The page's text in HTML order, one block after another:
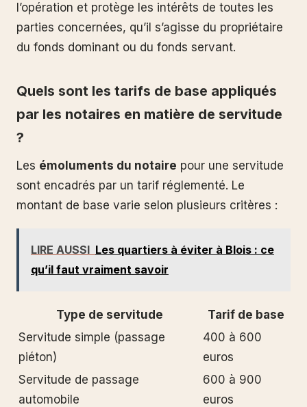
l’opération et protège les intérêts de toutes les
parties concernées, qu’il s’agisse du propriétaire
du fonds dominant ou du fonds servant.
Quels sont les tarifs de base appliqués
par les notaires en matière de servitude
?
Les émoluments du notaire pour une servitude
sont encadrés par un tarif réglementé. Le
montant de base varie selon plusieurs critères :
LIRE AUSSI Les quartiers à éviter à Blois : ce
qu’il faut vraiment savoir
Type de servitude
Tarif de base
Servitude simple (passage
piéton)
400 à 600
euros
Servitude de passage
automobile
600 à 900
euros